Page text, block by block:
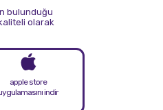
bulunduğu
olarak
apple store
indir